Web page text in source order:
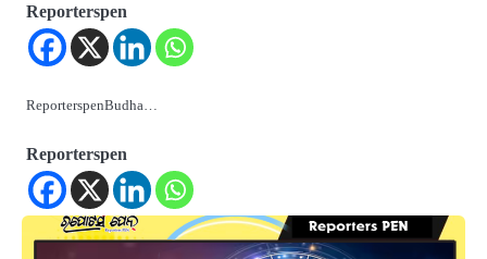
Reporterspen
ReporterspenBudha…
Reporterspen